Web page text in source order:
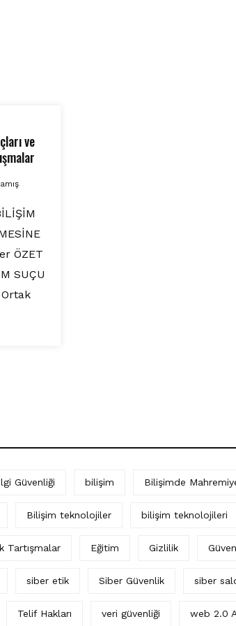
ve
ÖZET
SUÇU
Ortak
Güvenliği bilişim Bilişimde
Bilişim teknolojiler bilişim teknolojileri
Tartışmalar Eğitim Gizlilik
siber etik Siber Güvenlik siber
Telif Hakları veri güvenliği web 2.0